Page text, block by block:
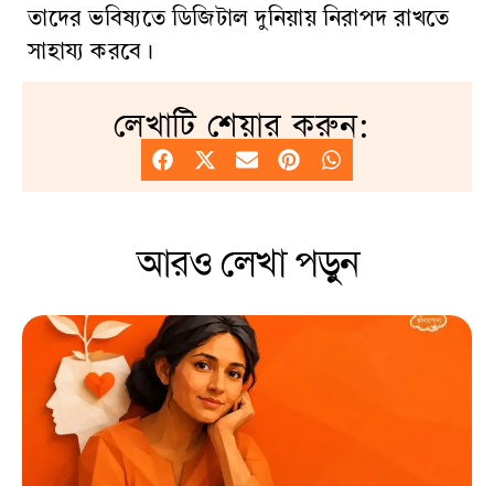
তাদের ভবিষ্যতে ডিজিটাল দুনিয়ায় নিরাপদ রাখতে
সাহায্য করবে।
লেখাটি শেয়ার করুন:
আরও লেখা পড়ুন